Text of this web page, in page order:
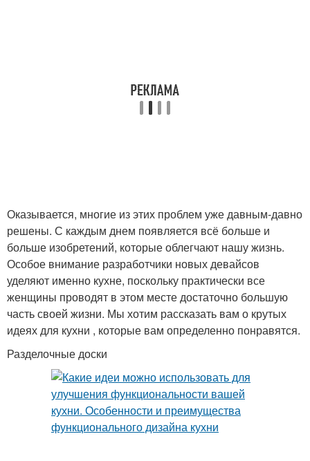
Советы для кухни-
гостиной идеи
Идеи для жизни
Оказывается, многие из этих проблем уже давным-давно
решены. С каждым днем появляется всё больше и
больше изобретений, которые облегчают нашу жизнь.
Особое внимание разработчики новых девайсов
уделяют именно кухне, поскольку практически все
женщины проводят в этом месте достаточно большую
часть своей жизни. Мы хотим рассказать вам о крутых
идеях для кухни , которые вам определенно понравятся.
Разделочные доски